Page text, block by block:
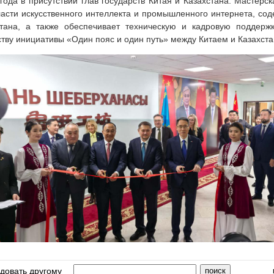
искусственного интеллекта и промышленного интернета,
а также обеспечивает техническую и кадровую
инициативы «Один пояс и один путь» между Китаем и
другому